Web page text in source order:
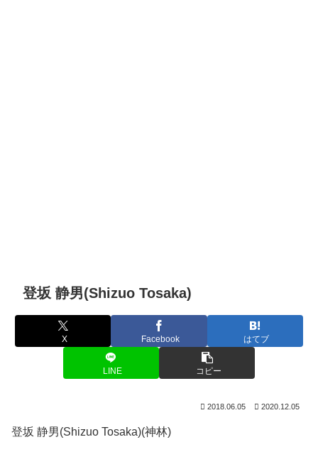
登坂 静男(Shizuo Tosaka)
X Facebook はてブ
LINE コピー
2018.06.05 2020.12.05
登坂 静男(Shizuo Tosaka)(神林)